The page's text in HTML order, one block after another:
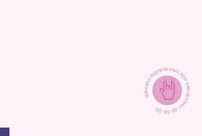
Швидко відправимо при замовленні до 14-00